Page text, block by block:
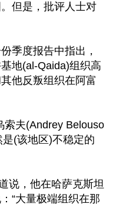
但是，批评人士对
季度报告中指出，
地(al-Qaida)组织高
他反叛组织在阿富
索夫(Andrey Belouso
(该地区)不稳定的
说，他在哈萨克斯坦
“大量极端组织在那